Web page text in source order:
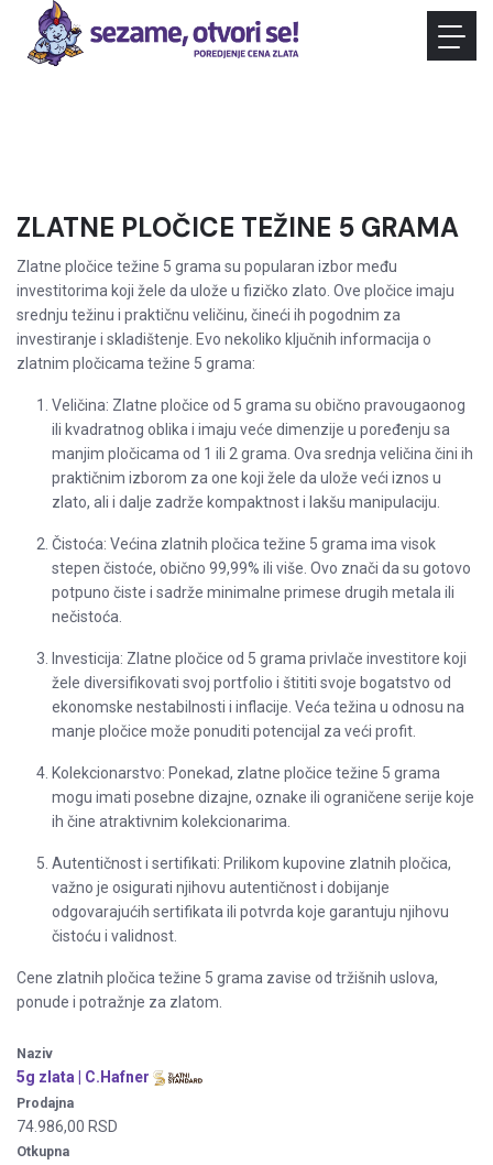
ZLATNE PLOČICE TEŽINE 5 GRAMA
Zlatne pločice težine 5 grama su popularan izbor među
investitorima koji žele da ulože u fizičko zlato. Ove pločice imaju
srednju težinu i praktičnu veličinu, čineći ih pogodnim za
investiranje i skladištenje. Evo nekoliko ključnih informacija o
zlatnim pločicama težine 5 grama:
Veličina: Zlatne pločice od 5 grama su obično pravougaonog
ili kvadratnog oblika i imaju veće dimenzije u poređenju sa
manjim pločicama od 1 ili 2 grama. Ova srednja veličina čini ih
praktičnim izborom za one koji žele da ulože veći iznos u
zlato, ali i dalje zadrže kompaktnost i lakšu manipulaciju.
Čistoća: Većina zlatnih pločica težine 5 grama ima visok
stepen čistoće, obično 99,99% ili više. Ovo znači da su gotovo
potpuno čiste i sadrže minimalne primese drugih metala ili
nečistoća.
Investicija: Zlatne pločice od 5 grama privlače investitore koji
žele diversifikovati svoj portfolio i štititi svoje bogatstvo od
ekonomske nestabilnosti i inflacije. Veća težina u odnosu na
manje pločice može ponuditi potencijal za veći profit.
Kolekcionarstvo: Ponekad, zlatne pločice težine 5 grama
mogu imati posebne dizajne, oznake ili ograničene serije koje
ih čine atraktivnim kolekcionarima.
Autentičnost i sertifikati: Prilikom kupovine zlatnih pločica,
važno je osigurati njihovu autentičnost i dobijanje
odgovarajućih sertifikata ili potvrda koje garantuju njihovu
čistoću i validnost.
Cene zlatnih pločica težine 5 grama zavise od tržišnih uslova,
ponude i potražnje za zlatom.
Naziv
5g zlata | C.Hafner
Prodajna
74.986,00 RSD
Otkupna